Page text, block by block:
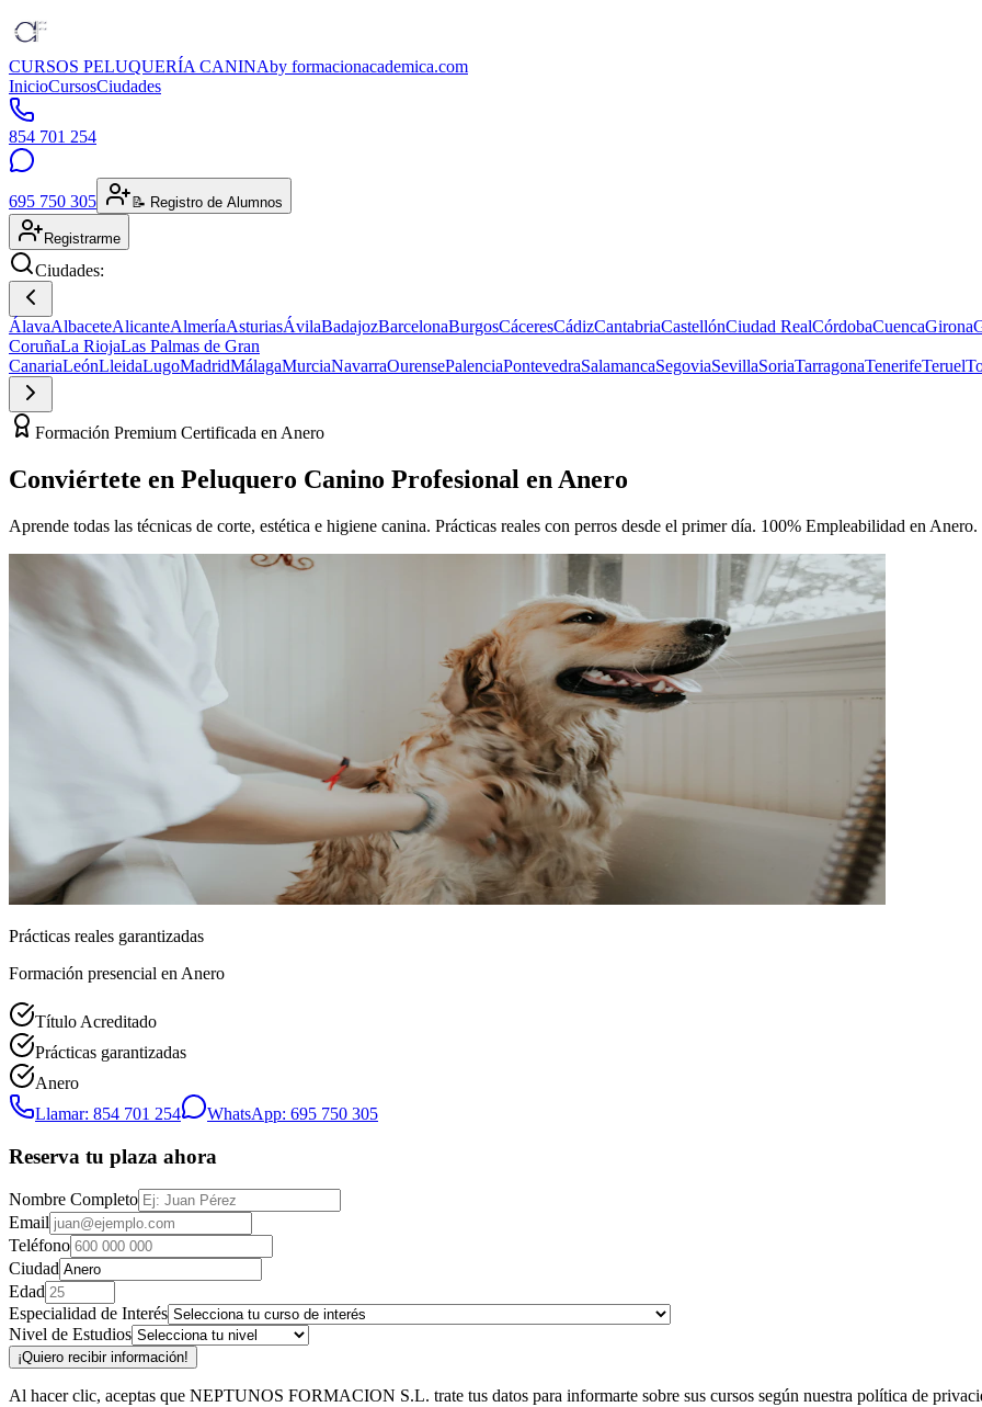
CURSOS PELUQUERÍA CANINAby formacionacademica.com
InicioCursosCiudades
854 701 254
695 750 305 📝 Registro de Alumnos
Registrarme
Ciudades:
ÁlavaAlbaceteAlicanteAlmeríaAsturiasÁvilaBadajozBarcelonaBurgosCáceresCádizCantabriaCastellónCiudad RealCórdobaCuencaGirona
CoruñaLa RiojaLas Palmas de Gran
CanariaLeónLleidaLugoMadridMálagaMurciaNavarraOurensePalenciaPontevedraSalamancaSegoviaSevillaSoriaTarragonaTenerifeTeruel
Formación Premium Certificada en Anero
Conviértete en Peluquero Canino Profesional en Anero
Aprende todas las técnicas de corte, estética e higiene canina. Prácticas reales con perros desde el primer día. 100% Empleabilidad en Anero.
Prácticas reales garantizadas
Formación presencial en Anero
Título Acreditado
Prácticas garantizadas
Anero
Llamar: 854 701 254
WhatsApp: 695 750 305
Reserva tu plaza ahora
Nombre Completo
Email
Teléfono
Ciudad
Edad
Especialidad de Interés
Nivel de Estudios
¡Quiero recibir información!
Al hacer clic, aceptas que NEPTUNOS FORMACION S.L. trate tus datos para informarte sobre sus cursos según nuestra política de